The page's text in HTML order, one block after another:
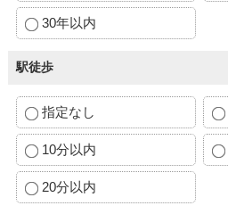
30年以内
駅徒歩
指定なし
10分以内
20分以内